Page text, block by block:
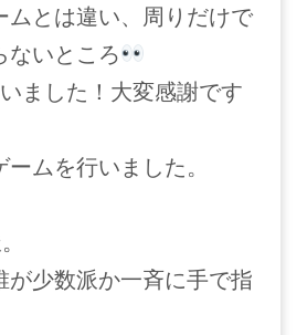
とは違い、周りだけで
ないところ
ました！大変感謝です
ムを行いました。
少数派か一斉に手で指